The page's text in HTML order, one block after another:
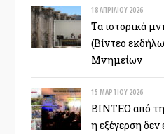
18 ΑΠΡΙΛΊΟΥ 2026
Τα ιστορικά
(Βίντεο
Μνημείων
15 ΜΑΡΤΊΟΥ 2026
ΒΙΝΤΕΟ από
η εξέγερση δεν